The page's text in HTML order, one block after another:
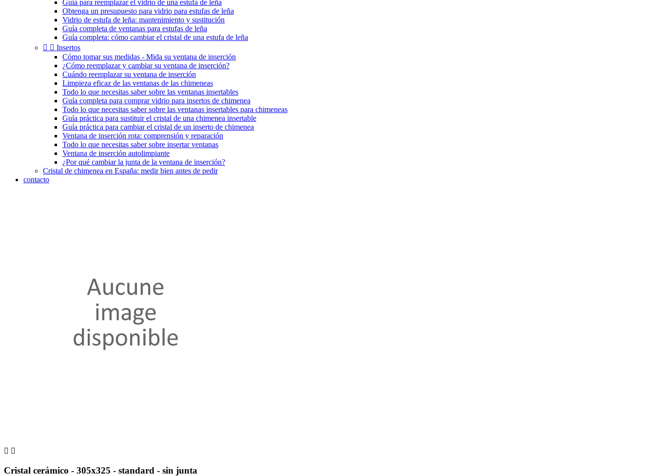
Guía para reemplazar el vidrio de una estufa de leña
Obtenga un presupuesto para vidrio para estufas de leña
Vidrio de estufa de leña: mantenimiento y sustitución
Guía completa de ventanas para estufas de leña
Guía completa: cómo cambiar el cristal de una estufa de leña
  Insertos
Cómo tomar sus medidas - Mida su ventana de inserción
¿Cómo reemplazar y cambiar su ventana de inserción?
Cuándo reemplazar su ventana de inserción
Limpieza eficaz de las ventanas de las chimeneas
Todo lo que necesitas saber sobre las ventanas insertables
Guía completa para comprar vidrio para insertos de chimenea
Todo lo que necesitas saber sobre las ventanas insertables para chimeneas
Guía práctica para sustituir el cristal de una chimenea insertable
Guía práctica para cambiar el cristal de un inserto de chimenea
Ventana de inserción rota: comprensión y reparación
Todo lo que necesitas saber sobre insertar ventanas
Ventana de inserción autolimpiante
¿Por qué cambiar la junta de la ventana de inserción?
Cristal de chimenea en España: medir bien antes de pedir
contacto
 
Cristal cerámico - 305x325 - standard - sin junta